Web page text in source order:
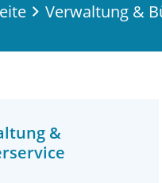
Verwaltung &
&